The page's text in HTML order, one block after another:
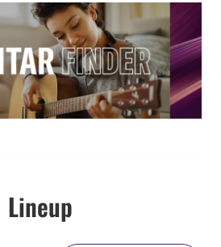
Lineup